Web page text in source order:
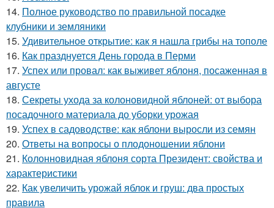
14. Полное руководство по правильной посадке
клубники и земляники
15. Удивительное открытие: как я нашла грибы на тополе
16. Как празднуется День города в Перми
17. Успех или провал: как выживет яблоня, посаженная в
августе
18. Секреты ухода за колоновидной яблоней: от выбора
посадочного материала до уборки урожая
19. Успех в садоводстве: как яблони выросли из семян
20. Ответы на вопросы о плодоношении яблони
21. Колонновидная яблоня сорта Президент: свойства и
характеристики
22. Как увеличить урожай яблок и груш: два простых
правила